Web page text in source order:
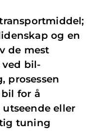
og en
de mest
bil-
prosessen
for å
eller
tuning